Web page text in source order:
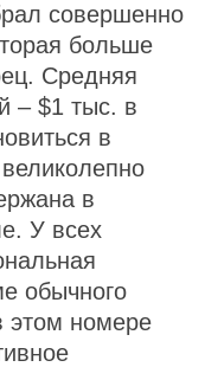
совершенно
больше
Средняя
– $1 тыс. в
в
в
У всех
обычного
этом номере